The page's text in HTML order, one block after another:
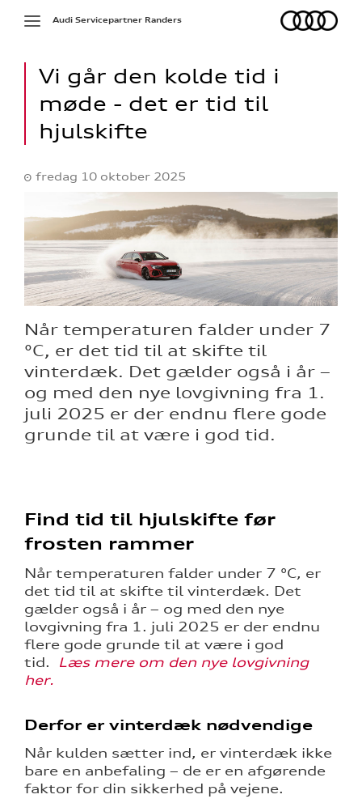
Toggle
Audi
Audi Servicepartner Randers
Vi går den kolde tid i
møde - det er tid til
hjulskifte
fredag 10 oktober 2025
Når temperaturen falder under 7
°C, er det tid til at skifte til
vinterdæk. Det gælder også i år –
og med den nye lovgivning fra 1.
juli 2025 er der endnu flere gode
grunde til at være i god tid.
Find tid til hjulskifte før
frosten rammer
Når temperaturen falder under 7 °C, er
det tid til at skifte til vinterdæk. Det
gælder også i år – og med den nye
lovgivning fra 1. juli 2025 er der endnu
flere gode grunde til at være i god
tid. Læs mere om den nye lovgivning
her.
Derfor er vinterdæk nødvendige
Når kulden sætter ind, er vinterdæk ikke
bare en anbefaling – de er en afgørende
faktor for din sikkerhed på vejene.